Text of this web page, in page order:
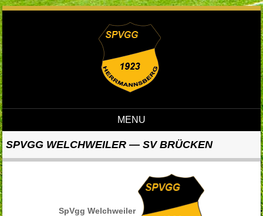
MENU
SPVGG WELCHWEILER — SV BRÜCKEN
SpVgg Welchweiler